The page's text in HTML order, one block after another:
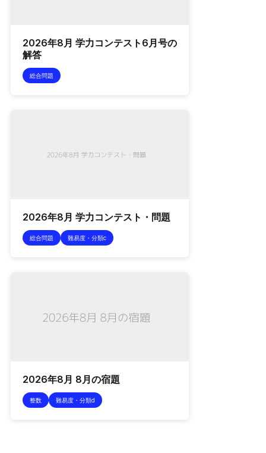
2026年8月 学力コンテスト6月号の
解答
総合問題
2026年8月 学力コンテスト・問題
総合問題 難易度・分類c
2026年8月 8月の宿題
整数 難易度・分類d